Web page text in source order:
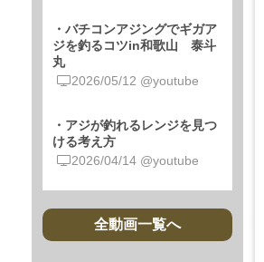
・バチコンアジングでギガア
ジを釣るコツin和歌山 泰斗
丸
2026/05/12 @youtube
・アジが釣れるレンジを見つ
ける考え方
2026/04/14 @youtube
全動画一覧へ